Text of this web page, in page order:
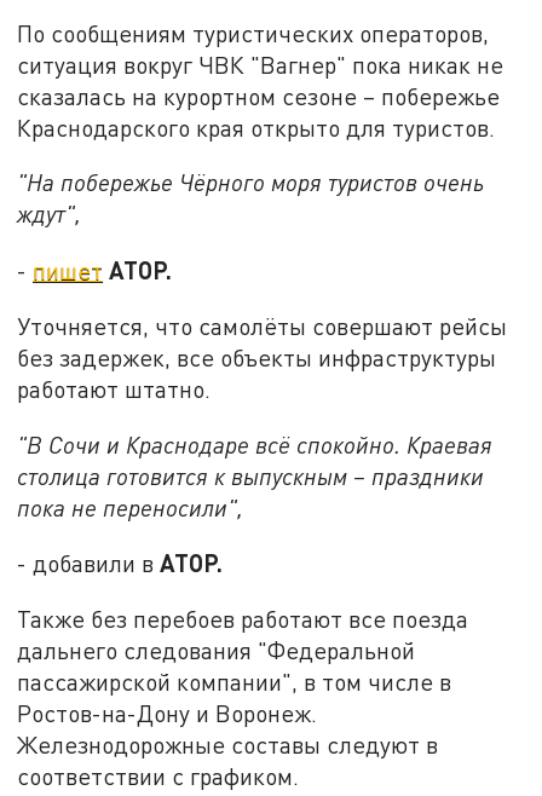
По сообщениям туристических операторов,
ситуация вокруг ЧВК "Вагнер" пока никак не
сказалась на курортном сезоне – побережье
Краснодарского края открыто для туристов.
"На побережье Чёрного моря туристов очень
ждут",
- пишет АТОР.
Уточняется, что самолёты совершают рейсы
без задержек, все объекты инфраструктуры
работают штатно.
"В Сочи и Краснодаре всё спокойно. Краевая
столица готовится к выпускным – праздники
пока не переносили",
- добавили вАТОР.
Также без перебоев работают все поезда
дальнего следования "Федеральной
пассажирской компании", в том числе в
Ростов-на-Дону и Воронеж.
Железнодорожные составы следуют в
соответствии с графиком.